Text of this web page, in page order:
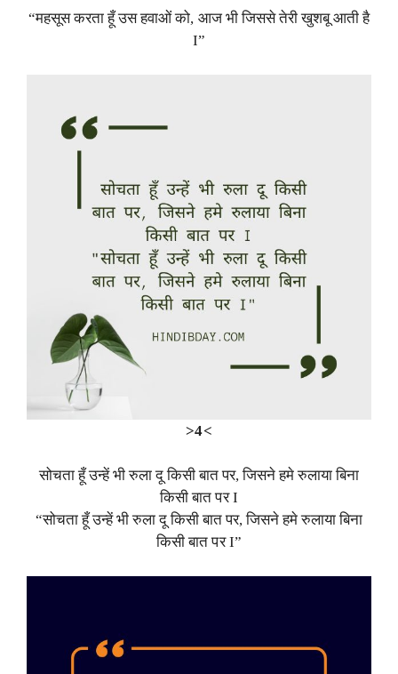
“महसूस करता हूँ उस हवाओं को, आज भी जिससे तेरी खुशबू आती है
I”
>4<
सोचता हूँ उन्हें भी रुला दू किसी बात पर, जिसने हमे रुलाया बिना
किसी बात पर I
“सोचता हूँ उन्हें भी रुला दू किसी बात पर, जिसने हमे रुलाया बिना
किसी बात पर I”